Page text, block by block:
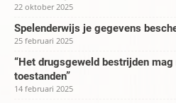
22 oktober 2025
Spelenderwijs je gegevens
25 februari 2025
“Het drugsgeweld bestrijden
toestanden”
14 februari 2025